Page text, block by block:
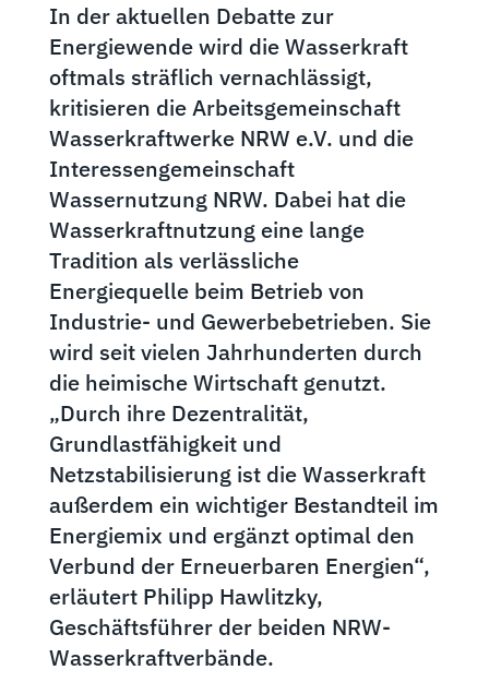
In der aktuellen Debatte zur
Energiewende wird die Wasserkraft
oftmals sträflich vernachlässigt,
kritisieren die Arbeitsgemeinschaft
Wasserkraftwerke NRW e.V. und die
Interessengemeinschaft
Wassernutzung NRW. Dabei hat die
Wasserkraftnutzung eine lange
Tradition als verlässliche
Energiequelle beim Betrieb von
Industrie- und Gewerbebetrieben. Sie
wird seit vielen Jahrhunderten durch
die heimische Wirtschaft genutzt.
„Durch ihre Dezentralität,
Grundlastfähigkeit und
Netzstabilisierung ist die Wasserkraft
außerdem ein wichtiger Bestandteil im
Energiemix und ergänzt optimal den
Verbund der Erneuerbaren Energien“,
erläutert Philipp Hawlitzky,
Geschäftsführer der beiden NRW-
Wasserkraftverbände.